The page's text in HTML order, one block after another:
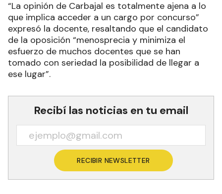
“La opinión de Carbajal es totalmente ajena a lo
que implica acceder a un cargo por concurso”
expresó la docente, resaltando que el candidato
de la oposición “menosprecia y minimiza el
esfuerzo de muchos docentes que se han
tomado con seriedad la posibilidad de llegar a
ese lugar”.
Recibí las noticias en tu email
RECIBIR NEWSLETTER